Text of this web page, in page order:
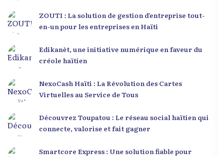
ZOUTI : La solution de gestion d’entreprise tout-
en-un pour les entreprises en Haïti
Edikanèt, une initiative numérique en faveur du
créole haïtien
NexoCash Haïti : La Révolution des Cartes
Virtuelles au Service de Tous
Découvrez Toupatou : Le réseau social haïtien qui
connecte, valorise et fait gagner
Smartcore Express : Une solution fiable pour